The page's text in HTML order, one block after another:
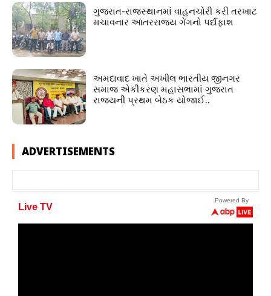
ગુજરાત-રાજસ્થાનમાં વાહનચોરી કરી તરખાટ
મચાવનાર આંતરરાજ્ય ગેંગનો પર્દાફાશ
અમદાવાદ ખાતે અખીલ ભારતીય જીનગર
સમાજ એકીકરણ મહાસભામાં ગુજરાત
રાજ્યની પ્રથમ બેઠક યોજાઈ..
ADVERTISEMENTS